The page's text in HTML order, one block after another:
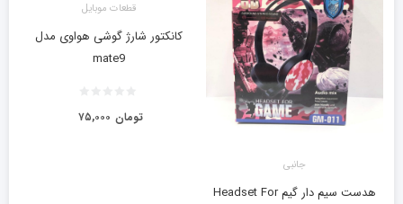
جانبی
هدست سیم دار گیم Headset For
قطعات موبایل
کانکتور شارژ گوشی هواوی مدل
mate9
۷۵,۰۰۰ تومان